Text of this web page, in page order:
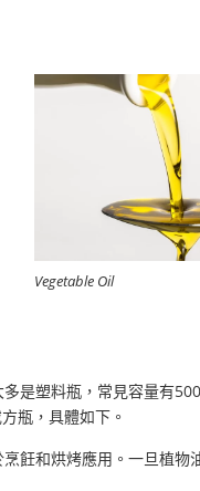
Vegetable Oil
是塑料瓶，常見容量有
瓶，具體如下。
飪和烘烤應用。一旦植物